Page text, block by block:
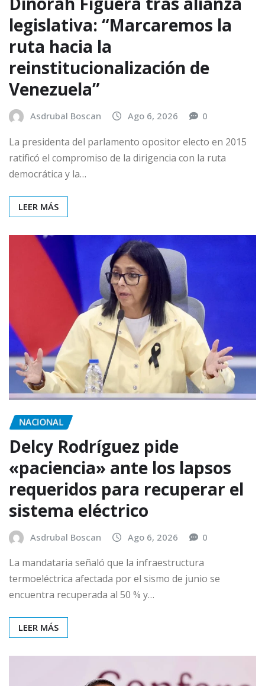
legislativa: “Marcaremos la
ruta hacia la
reinstitucionalización de
Venezuela”
Asdrubal Boscan Ago 6, 2026 0
La presidenta del parlamento opositor electo en 2015
ratificó el compromiso de la dirigencia con la ruta
democrática y la…
LEER MÁS
NACIONAL
Delcy Rodríguez pide
«paciencia» ante los lapsos
requeridos para recuperar el
sistema eléctrico
Asdrubal Boscan Ago 6, 2026 0
La mandataria señaló que la infraestructura
termoeléctrica afectada por el sismo de junio se
encuentra recuperada al 50 % y…
LEER MÁS